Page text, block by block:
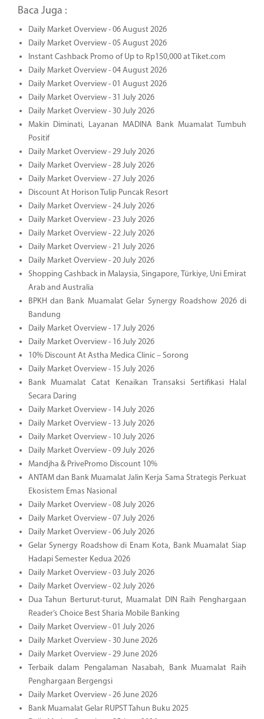
Baca Juga :
Daily Market Overview - 06 August 2026
Daily Market Overview - 05 August 2026
Instant Cashback Promo of Up to Rp150,000 at Tiket.com
Daily Market Overview - 04 August 2026
Daily Market Overview - 01 August 2026
Daily Market Overview - 31 July 2026
Daily Market Overview - 30 July 2026
Makin Diminati, Layanan MADINA Bank Muamalat Tumbuh
Positif
Daily Market Overview - 29 July 2026
Daily Market Overview - 28 July 2026
Daily Market Overview - 27 July 2026
Discount At Horison Tulip Puncak Resort
Daily Market Overview - 24 July 2026
Daily Market Overview - 23 July 2026
Daily Market Overview - 22 July 2026
Daily Market Overview - 21 July 2026
Daily Market Overview - 20 July 2026
Shopping Cashback in Malaysia, Singapore, Türkiye, Uni Emirat
Arab and Australia
BPKH dan Bank Muamalat Gelar Synergy Roadshow 2026 di
Bandung
Daily Market Overview - 17 July 2026
Daily Market Overview - 16 July 2026
10% Discount At Astha Medica Clinic – Sorong
Daily Market Overview - 15 July 2026
Bank Muamalat Catat Kenaikan Transaksi Sertifikasi Halal
Secara Daring
Daily Market Overview - 14 July 2026
Daily Market Overview - 13 July 2026
Daily Market Overview - 10 July 2026
Daily Market Overview - 09 July 2026
Mandjha & PrivePromo Discount 10%
ANTAM dan Bank Muamalat Jalin Kerja Sama Strategis Perkuat
Ekosistem Emas Nasional
Daily Market Overview - 08 July 2026
Daily Market Overview - 07 July 2026
Daily Market Overview - 06 July 2026
Gelar Synergy Roadshow di Enam Kota, Bank Muamalat Siap
Hadapi Semester Kedua 2026
Daily Market Overview - 03 July 2026
Daily Market Overview - 02 July 2026
Dua Tahun Berturut-turut, Muamalat DIN Raih Penghargaan
Reader’s Choice Best Sharia Mobile Banking
Daily Market Overview - 01 July 2026
Daily Market Overview - 30 June 2026
Daily Market Overview - 29 June 2026
Terbaik dalam Pengalaman Nasabah, Bank Muamalat Raih
Penghargaan Bergengsi
Daily Market Overview - 26 June 2026
Bank Muamalat Gelar RUPST Tahun Buku 2025